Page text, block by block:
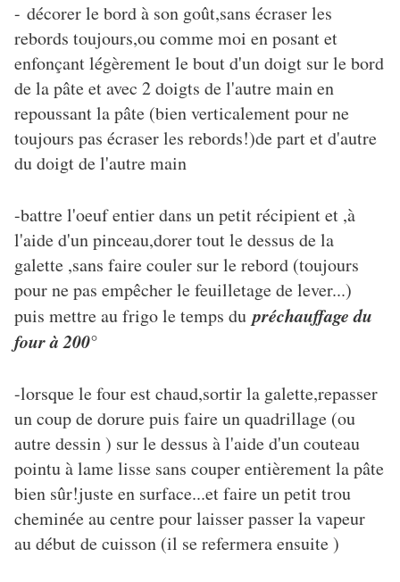
- décorer le bord à son goût,sans écraser les
rebords toujours,ou comme moi en posant et
enfonçant légèrement le bout d'un doigt sur le bord
de la pâte et avec 2 doigts de l'autre main en
repoussant la pâte (bien verticalement pour ne
toujours pas écraser les rebords!)de part et d'autre
du doigt de l'autre main
-battre l'oeuf entier dans un petit récipient et ,à
l'aide d'un pinceau,dorer tout le dessus de la
galette ,sans faire couler sur le rebord (toujours
pour ne pas empêcher le feuilletage de lever...)
puis mettre au frigo le temps dupréchauffage du
four à 200°
-lorsque le four est chaud,sortir la galette,repasser
un coup de dorure puis faire un quadrillage (ou
autre dessin ) sur le dessus à l'aide d'un couteau
pointu à lame lisse sans couper entièrement la pâte
bien sûr!juste en surface...et faire un petit trou
cheminée au centre pour laisser passer la vapeur
au début de cuisson (il se refermera ensuite )